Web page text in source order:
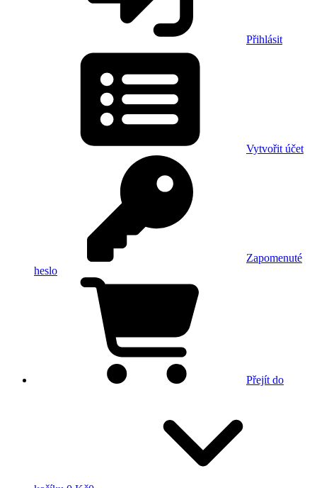
Přihlásit
Vytvořit účet
Zapomenuté
heslo
Přejít do